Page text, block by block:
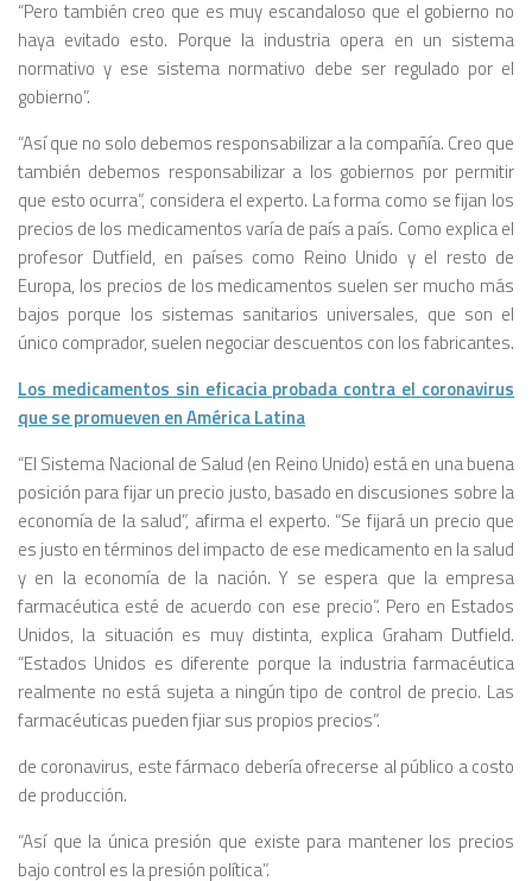
“Pero también creo que es muy escandaloso que el gobierno no
haya evitado esto. Porque la industria opera en un sistema
normativo y ese sistema normativo debe ser regulado por el
gobierno”.
“Así que no solo debemos responsabilizar a la compañía. Creo que
también debemos responsabilizar a los gobiernos por permitir
que esto ocurra”, considera el experto. La forma como se fijan los
precios de los medicamentos varía de país a país. Como explica el
profesor Dutfield, en países como Reino Unido y el resto de
Europa, los precios de los medicamentos suelen ser mucho más
bajos porque los sistemas sanitarios universales, que son el
único comprador, suelen negociar descuentos con los fabricantes.
Los medicamentos sin eficacia probada contra el coronavirus
que se promueven en América Latina
“El Sistema Nacional de Salud (en Reino Unido) está en una buena
posición para fijar un precio justo, basado en discusiones sobre la
economía de la salud”, afirma el experto. “Se fijará un precio que
es justo en términos del impacto de ese medicamento en la salud
y en la economía de la nación. Y se espera que la empresa
farmacéutica esté de acuerdo con ese precio”. Pero en Estados
Unidos, la situación es muy distinta, explica Graham Dutfield.
“Estados Unidos es diferente porque la industria farmacéutica
realmente no está sujeta a ningún tipo de control de precio. Las
farmacéuticas pueden fjiar sus propios precios”.
de coronavirus, este fármaco debería ofrecerse al público a costo
de producción.
“Así que la única presión que existe para mantener los precios
bajo control es la presión política”.